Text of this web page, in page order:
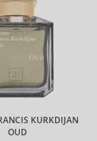
KURKDIJAN
OUD